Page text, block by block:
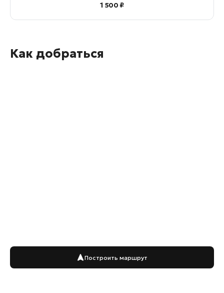
1 500 ₽
Как добраться
Построить маршрут